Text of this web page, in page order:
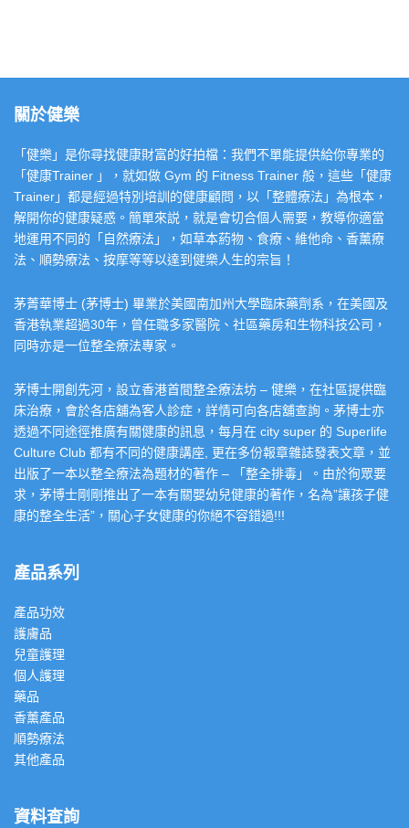
關於健樂
「健樂」是你尋找健康財富的好拍檔：我們不單能提供給你專業的
「健康Trainer 」，就如做 Gym 的 Fitness Trainer 般，這些「健康
Trainer」都是經過特別培訓的健康顧問，以「整體療法」為根本，
解開你的健康疑惑。簡單來説，就是會切合個人需要，教導你適當
地運用不同的「自然療法」，如草本葯物、食療、維他命、香薰療
法、順勢療法、按摩等等以達到健樂人生的宗旨！
茅菁華博士 (茅博士) 畢業於美國南加州大學臨床藥劑系，在美國及
香港執業超過30年，曾任職多家醫院、社區藥房和生物科技公司，
同時亦是一位整全療法專家。
茅博士開創先河，設立香港首間整全療法坊 – 健樂，在社區提供臨
床治療，會於各店舖為客人診症，詳情可向各店舖查詢。茅博士亦
透過不同途徑推廣有關健康的訊息，每月在 city super 的 Superlife
Culture Club 都有不同的健康講座, 更在多份報章雜誌發表文章，並
出版了一本以整全療法為題材的著作 – 「整全排毒」。由於徇眾要
求，茅博士剛剛推出了一本有關嬰幼兒健康的著作，名為”讓孩子健
康的整全生活”，關心子女健康的你絕不容錯過!!!
產品系列
產品功效
護膚品
兒童護理
個人護理
藥品
香薰產品
順勢療法
其他產品
資料查詢